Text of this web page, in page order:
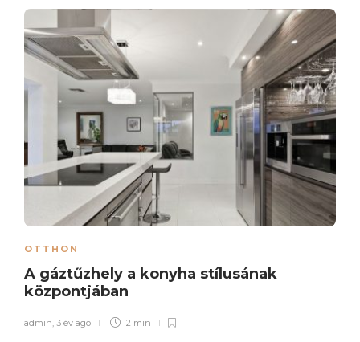
OTTHON
A gáztűzhely a konyha stílusának
központjában
admin, 3 év ago 2 min